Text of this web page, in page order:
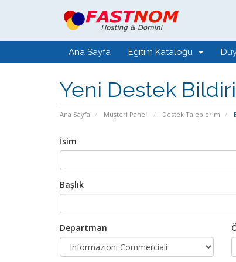
Ana Sayfa Eğitim Kataloğu
Yeni Destek
Ana Sayfa Müşteri Paneli Destek Taleplerim
İsim
Başlık
Departman